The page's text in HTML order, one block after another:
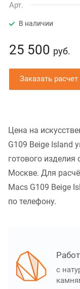
Арт.
В наличии
25 500 руб.
Заказать расчет
Цена на
G109 Beige Island
готового изделия
Москве. Для
Macs G109 Beige
по телефону.
с